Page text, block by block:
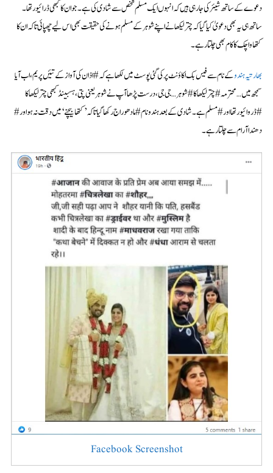
دعوے کے ساتھ شیئر کی جا رہی ہیں کہ انہوں ایک مسلم شخص سے شادی کی ہے۔ جو ان کا کبھی ڈرائیور تھا۔
ساتھ ہی یہ بھی دعویٰ کیا گیا کہ چتر لیکھا نے اپنے شوہر کے مسلم ہونے کی حقیقت بھی اس لیے چھپائی تاکہ ان کا
کتھا واچک کا کام بھی چلتا رہے۔
بھارتیہ ہندوکے نام سے فیس بک اکاؤنٹ پر کی گئی پوسٹ میں لکھا ہے کہ #اذان کی آواز کے تئیں پریم، اب آیا
سمجھ میں …محترمہ #چترلیکھا کا #شوہر… جی جی، درست پڑھا آپ نے شوہر یعنی پتی، ہسبینڈ کبھی چترلیکھا کا
#ڈروائیور تھا اور #مسلم ہے۔ شادی کے بعد ہندو نام #مادھوراج رکھا گیا تاکہ ’کتھا بیچنے‘ میں دقت نہ ہو اور #
دھندا آرام سے چلتا رہے۔
Facebook Screenshot